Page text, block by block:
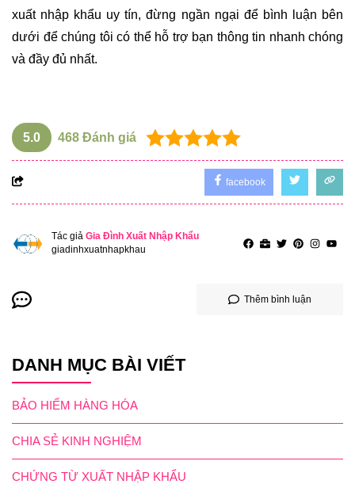
xuất nhập khẩu uy tín, đừng ngần ngại để bình luận bên
dưới để chúng tôi có thể hỗ trợ bạn thông tin nhanh chóng
và đầy đủ nhất.
5.0 468 Đánh giá
facebook
Tác giả Gia Đình Xuất Nhập Khẩu
giadinhxuatnhapkhau
Thêm bình luận
DANH MỤC BÀI VIẾT
BẢO HIỂM HÀNG HÓA
CHIA SẺ KINH NGHIỆM
CHỨNG TỪ XUẤT NHẬP KHẨU